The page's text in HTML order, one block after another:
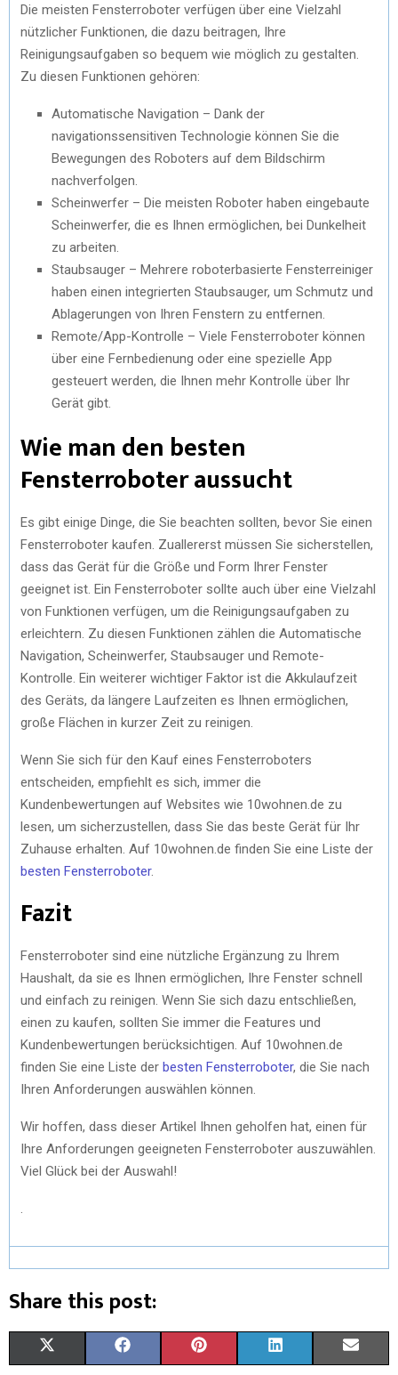
Die meisten Fensterroboter verfügen über eine Vielzahl
nützlicher Funktionen, die dazu beitragen, Ihre
Reinigungsaufgaben so bequem wie möglich zu gestalten.
Zu diesen Funktionen gehören:
Automatische Navigation – Dank der
navigationssensitiven Technologie können Sie die
Bewegungen des Roboters auf dem Bildschirm
nachverfolgen.
Scheinwerfer – Die meisten Roboter haben eingebaute
Scheinwerfer, die es Ihnen ermöglichen, bei Dunkelheit
zu arbeiten.
Staubsauger – Mehrere roboterbasierte Fensterreiniger
haben einen integrierten Staubsauger, um Schmutz und
Ablagerungen von Ihren Fenstern zu entfernen.
Remote/App-Kontrolle – Viele Fensterroboter können
über eine Fernbedienung oder eine spezielle App
gesteuert werden, die Ihnen mehr Kontrolle über Ihr
Gerät gibt.
Wie man den besten
Fensterroboter aussucht
Es gibt einige Dinge, die Sie beachten sollten, bevor Sie einen
Fensterroboter kaufen. Zuallererst müssen Sie sicherstellen,
dass das Gerät für die Größe und Form Ihrer Fenster
geeignet ist. Ein Fensterroboter sollte auch über eine Vielzahl
von Funktionen verfügen, um die Reinigungsaufgaben zu
erleichtern. Zu diesen Funktionen zählen die Automatische
Navigation, Scheinwerfer, Staubsauger und Remote-
Kontrolle. Ein weiterer wichtiger Faktor ist die Akkulaufzeit
des Geräts, da längere Laufzeiten es Ihnen ermöglichen,
große Flächen in kurzer Zeit zu reinigen.
Wenn Sie sich für den Kauf eines Fensterroboters
entscheiden, empfiehlt es sich, immer die
Kundenbewertungen auf Websites wie 10wohnen.de zu
lesen, um sicherzustellen, dass Sie das beste Gerät für Ihr
Zuhause erhalten. Auf 10wohnen.de finden Sie eine Liste der
besten Fensterroboter.
Fazit
Fensterroboter sind eine nützliche Ergänzung zu Ihrem
Haushalt, da sie es Ihnen ermöglichen, Ihre Fenster schnell
und einfach zu reinigen. Wenn Sie sich dazu entschließen,
einen zu kaufen, sollten Sie immer die Features und
Kundenbewertungen berücksichtigen. Auf 10wohnen.de
finden Sie eine Liste der besten Fensterroboter, die Sie nach
Ihren Anforderungen auswählen können.
Wir hoffen, dass dieser Artikel Ihnen geholfen hat, einen für
Ihre Anforderungen geeigneten Fensterroboter auszuwählen.
Viel Glück bei der Auswahl!
Share this post: